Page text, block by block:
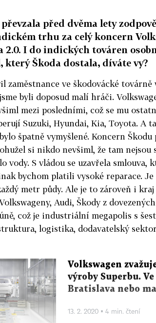
před dvěma lety
trhu za celý koncern
2.0. I do indických továren
který Škoda dostala, díváte vy?
zaměstnance ve škodovácké továrně
byli doposud malí hráči.
mezi posledními, což se mu
Suzuki, Hyundai, Kia, Toyota. A
špatně vymyšlené. Koncern Škodu
si nikdo nevšiml, že tam
vody. S vládou se uzavřela smlouva,
bychom platili vysoké reparace.
metr půdy. Ale je to zároveň i
Audi, Škody z
což je industriální megapolis s
logistika, dodavatelský
Volkswagen
výroby Superbu.
Bratislava nebo
13. 2. 2020 ▪ 4 min. čtení